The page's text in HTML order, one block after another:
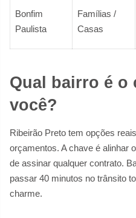
Bonfim
Paulista
Famílias /
Casas
Qual bairro é o
você?
Ribeirão Preto tem opções
orçamentos. A chave é alinhar
de assinar qualquer contrato.
passar 40 minutos no trânsito
charme.